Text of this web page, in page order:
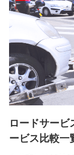
7.社員（従業者
人事･勤怠･健康
退職関連処理等
業員同士の連絡
8.取引先個人情
取引先としての
続き業務、取引
のため
9.お問い合わせ
各種お問い合わせ
ロードサービ
ービス比較一